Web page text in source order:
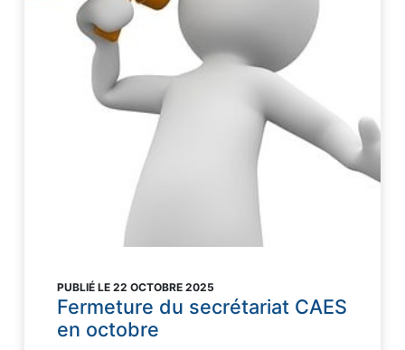
PUBLIÉ LE 22 OCTOBRE 2025
Fermeture du secrétariat CAES
en octobre